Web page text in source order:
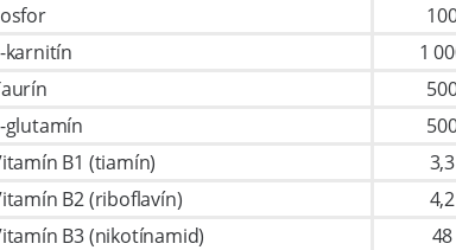
karnitín
1
glutamín
B1 (tiamín)
B2 (riboflavín)
B3 (nikotínamid)